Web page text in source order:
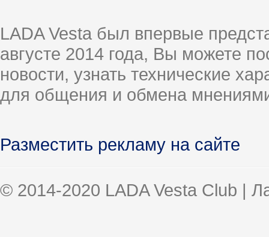
LADA Vesta был впервые
августе 2014 года, Вы можете
новости, узнать технические
для общения и обмена
Разместить рекламу на сайте
© 2014-2020 LADA Vesta Club |